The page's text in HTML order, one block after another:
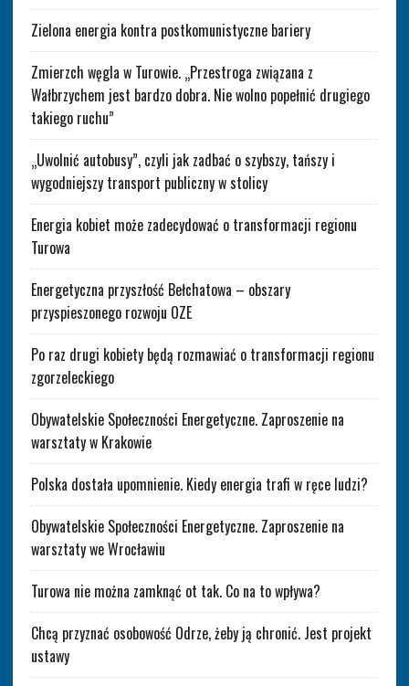
Zielona energia kontra postkomunistyczne bariery
Zmierzch węgla w Turowie. „Przestroga związana z
Wałbrzychem jest bardzo dobra. Nie wolno popełnić drugiego
takiego ruchu”
„Uwolnić autobusy”, czyli jak zadbać o szybszy, tańszy i
wygodniejszy transport publiczny w stolicy
Energia kobiet może zadecydować o transformacji regionu
Turowa
Energetyczna przyszłość Bełchatowa – obszary
przyspieszonego rozwoju OZE
Po raz drugi kobiety będą rozmawiać o transformacji regionu
zgorzeleckiego
Obywatelskie Społeczności Energetyczne. Zaproszenie na
warsztaty w Krakowie
Polska dostała upomnienie. Kiedy energia trafi w ręce ludzi?
Obywatelskie Społeczności Energetyczne. Zaproszenie na
warsztaty we Wrocławiu
Turowa nie można zamknąć ot tak. Co na to wpływa?
Chcą przyznać osobowość Odrze, żeby ją chronić. Jest projekt
ustawy